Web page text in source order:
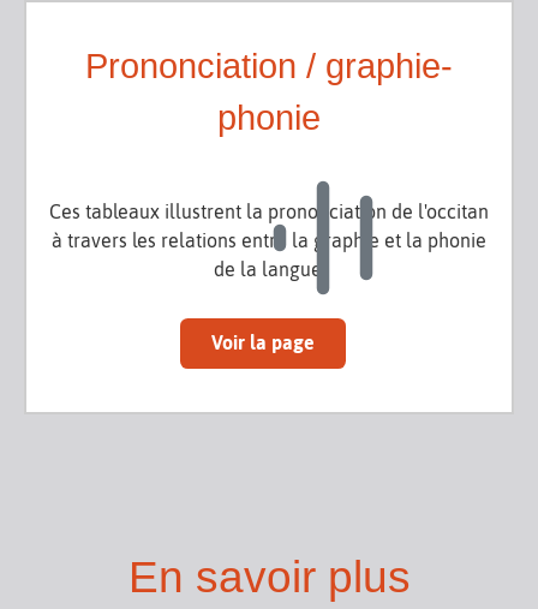
Prononciation / graphie-
phonie
Ces tableaux illustrent la prononciation de l'occitan
à travers les relations entre la graphie et la phonie
de la langue.
Voir la page
En savoir plus